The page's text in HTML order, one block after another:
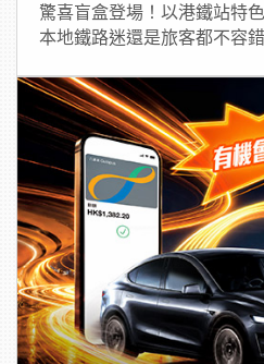
驚喜盲盒登場！以港鐵站特
本地鐵路迷還是旅客都不容錯